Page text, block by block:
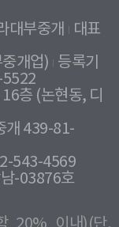
대부중개
대표
개업) 등록기
5522
층 (논현동, 디
개 439-81-
543-4569
-03876호